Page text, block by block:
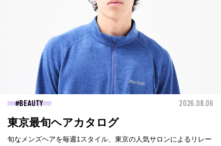
BEAUTY 2026.08.06
東京最旬ヘアカタログ
旬なメンズヘアを毎週1スタイル、東京の人気サロンによるリレー